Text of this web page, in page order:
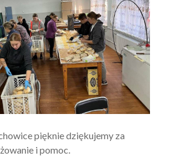
pięknie dziękujemy za
i pomoc.